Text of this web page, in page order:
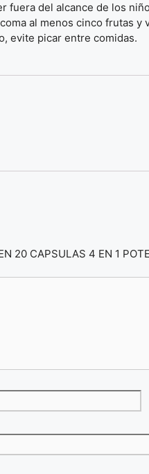
fuera del alcance de los
al menos cinco frutas
evite picar entre comidas.
20 CAPSULAS 4 EN 1